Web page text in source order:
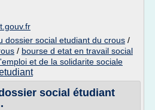
dossier social etudiant du crous /
/ bourse d etat en travail social
et de la solidarite sociale
social étudiant